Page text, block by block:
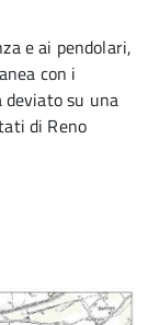
e ai pendolari,
con i
su una
di Reno